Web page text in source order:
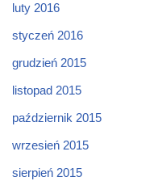
luty 2016
styczeń 2016
grudzień 2015
listopad 2015
październik 2015
wrzesień 2015
sierpień 2015